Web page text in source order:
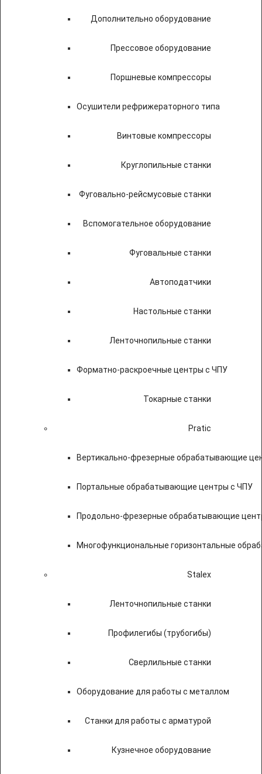
Дополнительно оборудование
Прессовое оборудование
Поршневые компрессоры
Осушители рефрижераторного типа
Винтовые компрессоры
Круглопильные станки
Фуговально-рейсмусовые станки
Вспомогательное оборудование
Фуговальные станки
Автоподатчики
Настольные станки
Ленточнопильные станки
Форматно-раскроечные центры с ЧПУ
Токарные станки
Pratic
Вертикально-фрезерные обрабатывающие
Портальные обрабатывающие центры с ЧПУ
Продольно-фрезерные обрабатывающие
Многофункциональные горизонтальные
Stalex
Ленточнопильные станки
Профилегибы (трубогибы)
Сверлильные станки
Оборудование для работы с металлом
Станки для работы с арматурой
Кузнечное оборудование